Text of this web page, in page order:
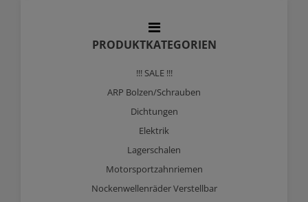
PRODUKTKATEGORIEN
!!! SALE !!!
ARP Bolzen/Schrauben
Dichtungen
Elektrik
Lagerschalen
Motorsportzahnriemen
Nockenwellenräder Verstellbar